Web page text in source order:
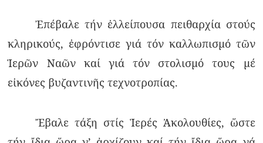
Ἐπέβαλε τήν ἐλλείπουσα πειθαρχία στούς
κληρικούς, ἐφρόντισε γιά τόν καλλωπισμό τῶν
Ἱερῶν Ναῶν καί γιά τόν στολισμό τους μέ
εἰκόνες βυζαντινῆς τεχνοτροπίας.
Ἔβαλε τάξη στίς Ἱερές Ἀκολουθίες, ὥστε